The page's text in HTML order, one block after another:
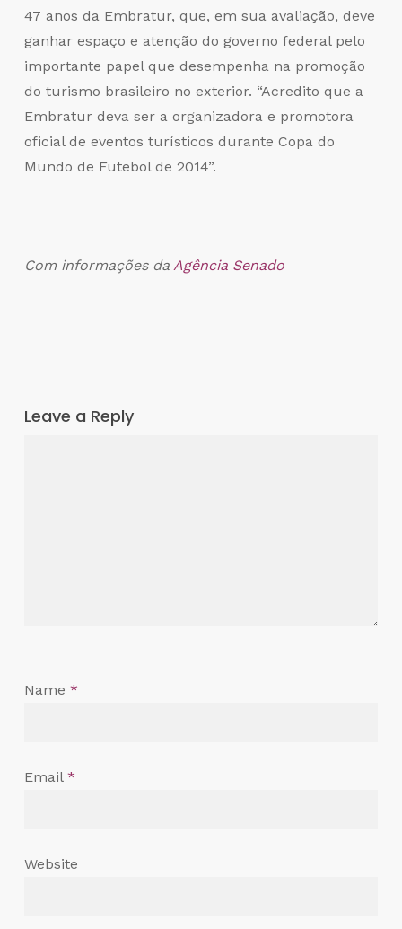
47 anos da Embratur, que, em sua avaliação, deve
ganhar espaço e atenção do governo federal pelo
importante papel que desempenha na promoção
do turismo brasileiro no exterior. “Acredito que a
Embratur deva ser a organizadora e promotora
oficial de eventos turísticos durante Copa do
Mundo de Futebol de 2014”.
Com informações da Agência Senado
Leave a Reply
Name *
Email *
Website